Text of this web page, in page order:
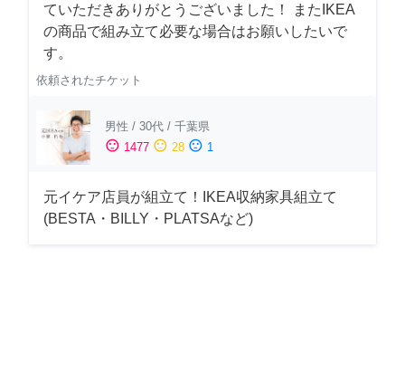
ていただきありがとうございました！ またIKEA
の商品で組み立て必要な場合はお願いしたいで
す。
依頼されたチケット
男性 / 30代 / 千葉県
sentiment_satisfied 1477 sentiment_neutral 28 sentiment_dissatisfied 1
元イケア店員が組立て！IKEA収納家具組立て
(BESTA・BILLY・PLATSAなど)